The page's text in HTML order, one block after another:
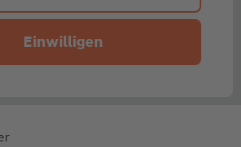
Einwilligen